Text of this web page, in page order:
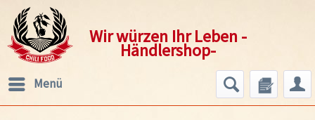
Wir würzen Ihr Leben -
Händlershop-
Menü